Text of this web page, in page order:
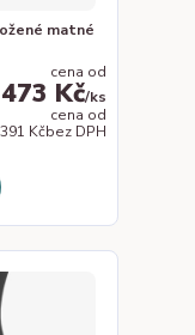
matné
cena od
473 Kč/ks
cena od
391 Kčbez DPH